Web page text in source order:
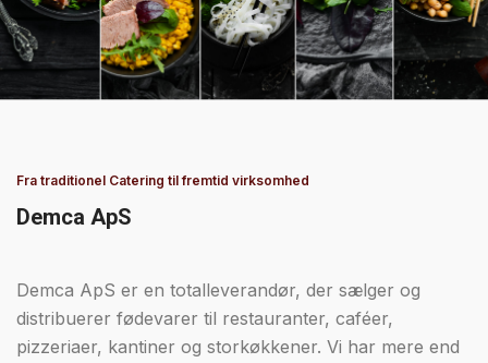
Fra traditionel Catering til fremtid virksomhed
Demca ApS
Demca ApS er en totalleverandør, der sælger og
distribuerer fødevarer til restauranter, caféer,
pizzeriaer, kantiner og storkøkkener. Vi har mere end